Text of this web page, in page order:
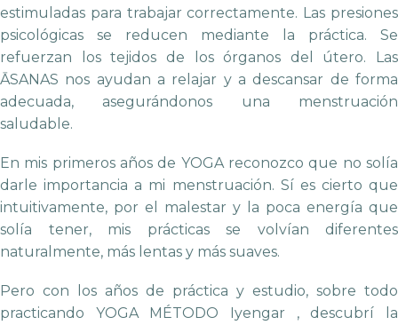
estimuladas para trabajar correctamente. Las presiones
psicológicas se reducen mediante la práctica. Se
refuerzan los tejidos de los órganos del útero. Las
ĀSANAS nos ayudan a relajar y a descansar de forma
adecuada, asegurándonos una menstruación
saludable.
En mis primeros años de YOGA reconozco que no solía
darle importancia a mi menstruación. Sí es cierto que
intuitivamente, por el malestar y la poca energía que
solía tener, mis prácticas se volvían diferentes
naturalmente, más lentas y más suaves.
Pero con los años de práctica y estudio, sobre todo
practicando YOGA MÉTODO Iyengar , descubrí la